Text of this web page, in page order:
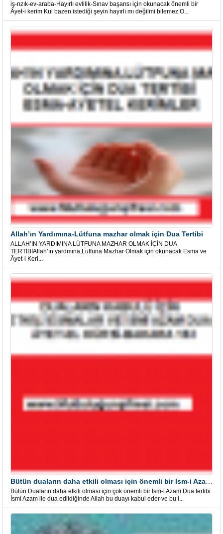
iş-rızık-ev-araba-Hayırlı evlilik-Sınav başarısı için okunacak önemli bir
Âyet-i kerim Kul bazen istediği şeyin hayırlı mı değilmi bilemez.O...
Allah’ın Yardımına-Lütfuna mazhar olmak için Dua Tertibi
ALLAH’IN YARDIMINA LÜTFUNA MAZHAR OLMAK İÇİN DUA
TERTİBİAllah’ın yardmına,Lutfuna Mazhar Olmak için okunacak Esma ve
Âyet-i Keri...
Bütün Duaların daha etkili olması için çok önemli bir İsm-i Azam Dua tertibi
İsmi Azam ile dua edildiğinde Allah bu duayı kabul eder ve bu i...